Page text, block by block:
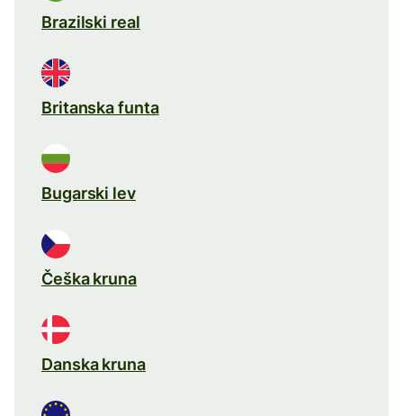
Brazilski real
Britanska funta
Bugarski lev
Češka kruna
Danska kruna